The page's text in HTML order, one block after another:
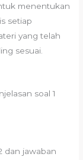
menentukan
setiap
yang telah
sesuai.
soal 1
dan jawaban